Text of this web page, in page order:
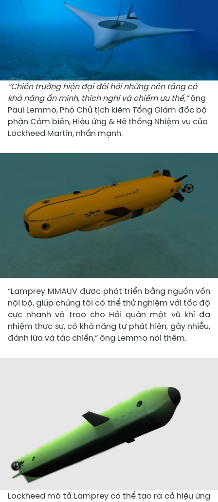
“Chiến trường hiện đại đòi hỏi những nền tảng có
khả năng ẩn mình, thích nghi và chiếm ưu thế,”ông
Paul Lemmo, Phó Chủ tịch kiêm Tổng Giám đốc bộ
phận Cảm biến, Hiệu ứng & Hệ thống Nhiệm vụ của
Lockheed Martin, nhấn mạnh.
“Lamprey MMAUV được phát triển bằng nguồn vốn
nội bộ, giúp chúng tôi có thể thử nghiệm với tốc độ
cực nhanh và trao cho Hải quân một vũ khí đa
nhiệm thực sự, có khả năng tự phát hiện, gây nhiễu,
đánh lừa và tác chiến,” ông Lemmo nói thêm.
Lockheed mô tả Lamprey có thể tạo ra cả hiệu ứng